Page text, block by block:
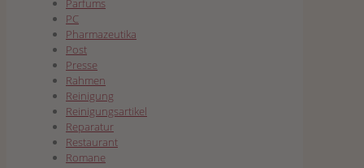
Parfums
PC
Pharmazeutika
Post
Presse
Rahmen
Reinigung
Reinigungsartikel
Reparatur
Restaurant
Romane